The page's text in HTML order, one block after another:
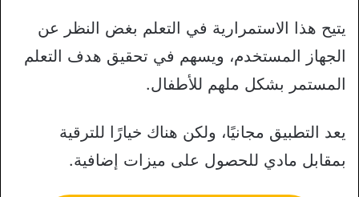
يتيح هذا الاستمرارية في التعلم بغض النظر عن
الجهاز المستخدم، ويسهم في تحقيق هدف التعلم
المستمر بشكل ملهم للأطفال.
يعد التطبيق مجانيًا، ولكن هناك خيارًا للترقية
بمقابل مادي للحصول على ميزات إضافية.